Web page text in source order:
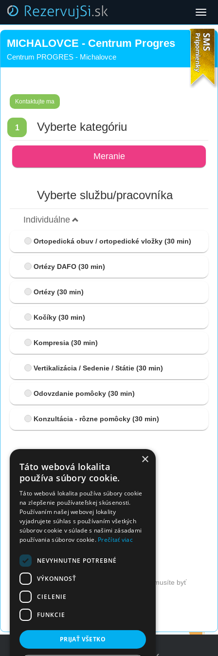
MICHALOVCE - Centrum Progres
Centrum PROGRES - Michalovce
Kontaktujte ma
1 Vyberte kategóriu
Meranie
Vyberte službu/pracovníka
Individuálne
Ortopedická obuv / ortopedické vložky (30 min)
Ortézy DAFO (30 min)
Ortézy (30 min)
Kočíky (30 min)
Kompresia (30 min)
Vertikalizácia / Sedenie / Státie (30 min)
Odovzdanie pomôcky (30 min)
Konzultácia - rôzne pomôcky (30 min)
Zdieľajte na Facebooku
Kontaktné údaje:
Adresa:
MICHALOVCE - Centrum Progres
Štefana Tučeka 16, Michalovce
Pre zobrazenie kontaktu firmy (telefón, email), musíte byť
prihlásený.
×
Táto webová lokalita
používa súbory cookie.
Táto webová lokalita používa súbory cookie
na zlepšenie používateľskej skúsenosti.
Používaním našej webovej lokality
vyjadrujete súhlas s používaním všetkých
súborov cookie v súlade s našimi zásadami
používania súborov cookie. Prečítať viac
NEVYHNUTNE POTREBNÉ
VÝKONNOSŤ
CIELENIE
FUNKCIE
PRIJAŤ VŠETKO